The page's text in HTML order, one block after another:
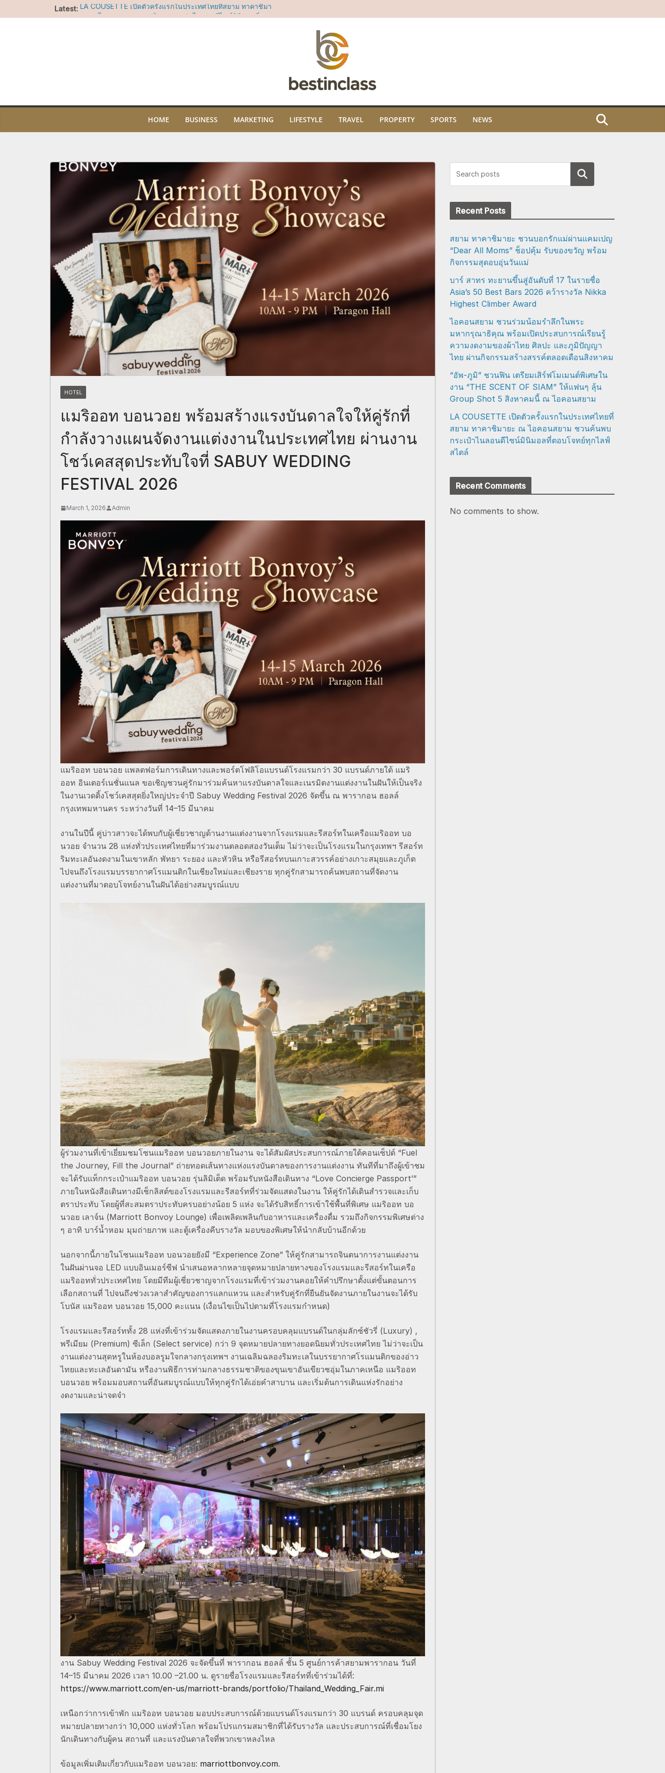
to
Latest: LA COUSETTE เปิดตัวครั้งแรกในประเทศไทยที่สยาม ทาคาชิมา
ยะ ณ ไอคอนสยาม ชวนค้นพบกระเป๋าไนลอนดีไซน์มินิมอลที่ตอบ
“อัพ-ภูมิ” ชวนฟิน เตรียมเสิร์ฟโมเมนต์พิเศษในงาน “THE SCENT
OF SIAM” ให้แฟนๆ ลุ้น Group Shot 5 สิงหาคมนี้ ณ ไอคอนสยาม
HOME BUSINESS MARKETING LIFESTYLE TRAVEL PROPERTY SPORTS NEWS
HOTEL
แมริออท บอนวอย พร้อมสร้างแรงบันดาลใจให้คู่รักที่
กำลังวางแผนจัดงานแต่งงานในประเทศไทย ผ่านงาน
โชว์เคสสุดประทับใจที่ SABUY WEDDING
FESTIVAL 2026
March 1, 2026 Admin
แมริออท บอนวอย แพลตฟอร์มการเดินทางและพอร์ตโฟลิโอแบรนด์โรงแรมกว่า 30 แบรนด์ภายใต้ แมริ
ออท อินเตอร์เนชั่นแนล ขอเชิญชวนคู่รักมาร่วมค้นหาแรงบันดาลใจและเนรมิตงานแต่งงานในฝันให้เป็นจริง
ในงานเวดดิ้งโชว์เคสสุดยิ่งใหญ่ประจำปี Sabuy Wedding Festival 2026 จัดขึ้น ณ พารากอน ฮอลล์
กรุงเทพมหานคร ระหว่างวันที่ 14–15 มีนาคม
งานในปีนี้ คู่บ่าวสาวจะได้พบกับผู้เชี่ยวชาญด้านงานแต่งงานจากโรงแรมและรีสอร์ทในเครือแมริออท บอ
นวอย จำนวน 28 แห่งทั่วประเทศไทยที่มาร่วมงานตลอดสองวันเต็ม ไม่ว่าจะเป็นโรงแรมในกรุงเทพฯ รีสอร์ท
ริมทะเลอันงดงามในเขาหลัก พัทยา ระยอง และหัวหิน หรือรีสอร์ทบนเกาะสวรรค์อย่างเกาะสมุยและภูเก็ต
ไปจนถึงโรงแรมบรรยากาศโรแมนติกในเชียงใหม่และเชียงราย ทุกคู่รักสามารถค้นพบสถานที่จัดงาน
แต่งงานที่มาตอบโจทย์งานในฝันได้อย่างสมบูรณ์แบบ
ผู้ร่วมงานที่เข้าเยี่ยมชมโซนแมริออท บอนวอยภายในงาน จะได้สัมผัสประสบการณ์ภายใต้คอนเซ็ปต์ “Fuel
the Journey, Fill the Journal” ถ่ายทอดเส้นทางแห่งแรงบันดาลของการงานแต่งงาน ทันทีที่มาถึงผู้เข้าชม
จะได้รับแท็กกระเป๋าแมริออท บอนวอย รุ่นลิมิเต็ด พร้อมรับหนังสือเดินทาง “Love Concierge Passport’”
ภายในหนังสือเดินทางมีเช็กลิสต์ของโรงแรมและรีสอร์ทที่ร่วมจัดแสดงในงาน ให้คู่รักได้เดินสำรวจและเก็บ
ตราประทับ โดยผู้ที่สะสมตราประทับครบอย่างน้อย 5 แห่ง จะได้รับสิทธิ์การเข้าใช้พื้นที่พิเศษ แมริออท บอ
นวอย เลาจ์น (Marriott Bonvoy Lounge) เพื่อเพลิดเพลินกับอาหารและเครื่องดื่ม รวมถึงกิจกรรมพิเศษต่าง
ๆ อาทิ บาร์น้ำหอม มุมถ่ายภาพ และตู้เครื่องคีบรางวัล มอบของพิเศษให้นำกลับบ้านอีกด้วย
นอกจากนี้ภายในโซนแมริออท บอนวอยยังมี “Experience Zone” ให้คู่รักสามารถจินตนาการงานแต่งงาน
ในฝันผ่านจอ LED แบบอินเมอร์ซีฟ นำเสนอหลากหลายจุดหมายปลายทางของโรงแรมและรีสอร์ทในเครือ
แมริออททั่วประเทศไทย โดยมีทีมผู้เชี่ยวชาญจากโรงแรมที่เข้าร่วมงานคอยให้คำปรึกษาตั้งแต่ขั้นตอนการ
เลือกสถานที่ ไปจนถึงช่วงเวลาสำคัญของการแลกแหวน และสำหรับคู่รักที่ยืนยันจัดงานภายในงานจะได้รับ
โบนัส แมริออท บอนวอย 15,000 คะแนน (เงื่อนไขเป็นไปตามที่โรงแรมกำหนด)
โรงแรมและรีสอร์ททั้ง 28 แห่งที่เข้าร่วมจัดแสดงภายในงานครอบคลุมแบรนด์ในกลุ่มลักซ์ชัวรี่ (Luxury) ,
พรีเมียม (Premium) ซีเล็ก (Select service) กว่า 9 จุดหมายปลายทางยอดนิยมทั่วประเทศไทย ไม่ว่าจะเป็น
งานแต่งงานสุดหรูในห้องบอลรูมใจกลางกรุงเทพฯ งานเฉลิมฉลองริมทะเลในบรรยากาศโรแมนติกของอ่าว
ไทยและทะเลอันดามัน หรืองานพิธีการท่ามกลางธรรมชาติของขุนเขาอันเขียวชอุ่มในภาคเหนือ แมริออท
บอนวอย พร้อมมอบสถานที่อันสมบูรณ์แบบให้ทุกคู่รักได้เอ่ยคำสาบาน และเริ่มต้นการเดินแห่งรักอย่าง
งดงามและน่าจดจำ
งาน Sabuy Wedding Festival 2026 จะจัดขึ้นที่ พารากอน ฮอลล์ ชั้น 5 ศูนย์การค้าสยามพารากอน วันที่
14–15 มีนาคม 2026 เวลา 10.00 –21.00 น. ดูรายชื่อโรงแรมและรีสอร์ทที่เข้าร่วมได้ที่:
https://www.marriott.com/en-us/marriott-brands/portfolio/Thailand_Wedding_Fair.mi
เหนือกว่าการเข้าพัก แมริออท บอนวอย มอบประสบการณ์ด้วยแบรนด์โรงแรมกว่า 30 แบรนด์ ครอบคลุมจุด
หมายปลายทางกว่า 10,000 แห่งทั่วโลก พร้อมโปรแกรมสมาชิกที่ได้รับรางวัล และประสบการณ์ที่เชื่อมโยง
นักเดินทางกับผู้คน สถานที่ และแรงบันดาลใจที่พวกเขาหลงไหล
ข้อมูลเพิ่มเติมเกี่ยวกับแมริออท บอนวอย: marriottbonvoy.com.
Search
Recent Posts
สยาม ทาคาชิมายะ ชวนบอกรักแม่ผ่านแคมเปญ
“Dear All Moms” ช็อปคุ้ม รับของขวัญ พร้อม
กิจกรรมสุดอบอุ่นวันแม่
บาร์ สาทร ทะยานขึ้นสู่อันดับที่ 17 ในรายชื่อ
Asia’s 50 Best Bars 2026 คว้ารางวัล Nikka
Highest Climber Award
ไอคอนสยาม ชวนร่วมน้อมรำลึกในพระ
มหากรุณาธิคุณ พร้อมเปิดประสบการณ์เรียนรู้
ความงดงามของผ้าไทย ศิลปะ และภูมิปัญญา
ไทย ผ่านกิจกรรมสร้างสรรค์ตลอดเดือนสิงหาคม
“อัพ-ภูมิ” ชวนฟิน เตรียมเสิร์ฟโมเมนต์พิเศษใน
งาน “THE SCENT OF SIAM” ให้แฟนๆ ลุ้น
Group Shot 5 สิงหาคมนี้ ณ ไอคอนสยาม
LA COUSETTE เปิดตัวครั้งแรกในประเทศไทยที่
สยาม ทาคาชิมายะ ณ ไอคอนสยาม ชวนค้นพบ
กระเป๋าไนลอนดีไซน์มินิมอลที่ตอบโจทย์ทุกไลฟ์
สไตล์
Recent Comments
No comments to show.